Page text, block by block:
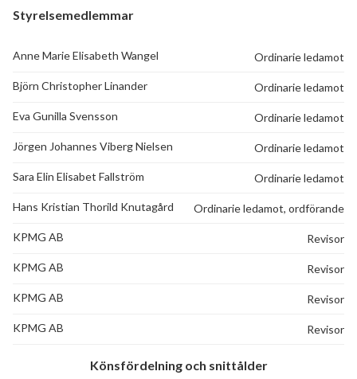
Styrelsemedlemmar
Anne Marie Elisabeth Wangel Ordinarie ledamot
Björn Christopher Linander Ordinarie ledamot
Eva Gunilla Svensson Ordinarie ledamot
Jörgen Johannes Viberg Nielsen Ordinarie ledamot
Sara Elin Elisabet Fallström Ordinarie ledamot
Hans Kristian Thorild Knutagård Ordinarie ledamot, ordförande
KPMG AB Revisor
KPMG AB Revisor
KPMG AB Revisor
KPMG AB Revisor
Könsfördelning och snittålder